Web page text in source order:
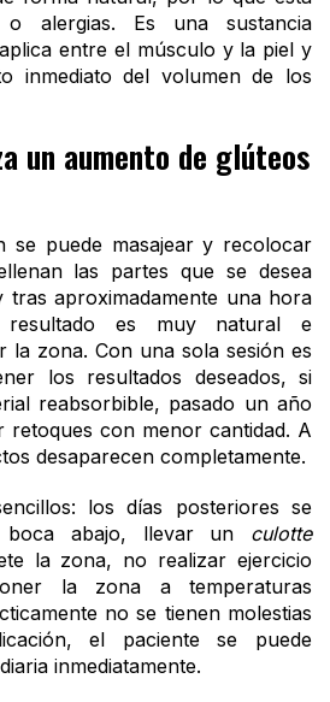
alergias. Es una sustancia
entre el músculo y la piel y
inmediato del volumen de los
un aumento de glúteos
se puede masajear y recolocar
las partes que se desea
tras aproximadamente una hora
es muy natural e
la zona. Con una sola sesión es
los resultados deseados, si
reabsorbible, pasado un año
retoques con menor cantidad. A
desaparecen completamente.
los días posteriores se
boca abajo, llevar un culotte
la zona, no realizar ejercicio
la zona a temperaturas
no se tienen molestias
el paciente se puede
inmediatamente.